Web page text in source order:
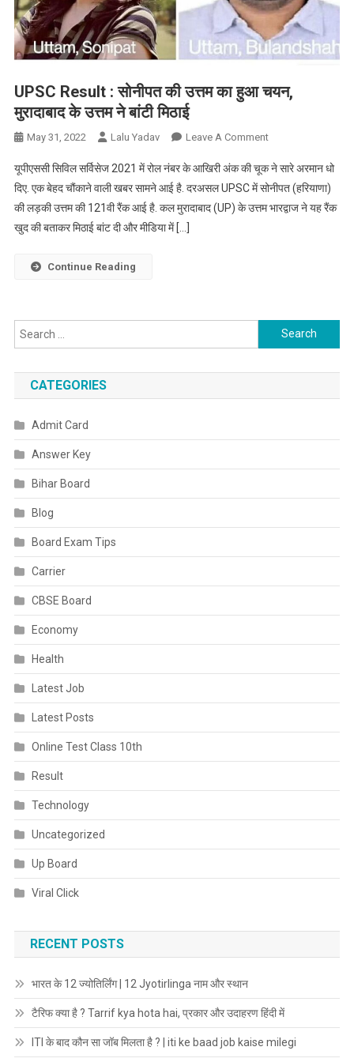
UPSC Result : सोनीपत की उत्तम का हुआ चयन,
मुरादाबाद के उत्तम ने बांटी मिठाई
May 31, 2022 Lalu Yadav Leave A CommentOn
Result
:
सोनीपत
मुरादाबाद
ने
यूपीएससी सिविल सर्विसेज 2021 में रोल नंबर के आखिरी अंक की चूक ने सारे अरमान धो
दिए. एक बेहद चौंकाने वाली खबर सामने आई है. दरअसल UPSC में सोनीपत (हरियाणा)
की लड़की उत्तम की 121वी रैंक आई है. कल मुरादाबाद (UP) के उत्तम भारद्वाज ने यह रैंक
खुद की बताकर मिठाई बांट दी और मीडिया में […]
Continue Reading
Search
for:
CATEGORIES
Admit Card
Answer Key
Bihar Board
Blog
Board Exam Tips
Carrier
CBSE Board
Economy
Health
Latest Job
Latest Posts
Online Test Class 10th
Result
Technology
Uncategorized
Up Board
Viral Click
RECENT POSTS
भारत के 12 ज्योतिर्लिंग | 12 Jyotirlinga नाम और स्थान
टैरिफ क्या है ? Tarrif kya hota hai, प्रकार और उदाहरण हिंदी में
ITI के बाद कौन सा जॉब मिलता है ? | iti ke baad job kaise milegi